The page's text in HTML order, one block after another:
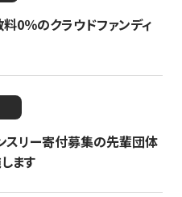
0％のクラウドファンディ
スリー寄付募集の先輩団体
ます